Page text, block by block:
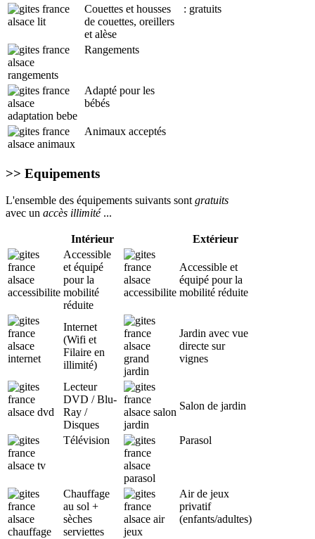
Couettes et housses
de couettes, oreillers
et alèse
: gratuits
Rangements
Adapté pour les
bébés
Animaux acceptés
>> Equipements
L'ensemble des équipements suivants sont gratuits
avec un accès illimité...
Intérieur
Extérieur
Accessible
et équipé
pour la
mobilité
réduite
Accessible et
équipé pour la
mobilité réduite
Internet
(Wifi et
Filaire en
illimité)
Jardin avec vue
directe sur
vignes
Lecteur
DVD / Blu-
Ray /
Disques
Salon de jardin
Télévision Parasol
Chauffage
au sol +
sèches
serviettes
Air de jeux
privatif
(enfants/adultes)